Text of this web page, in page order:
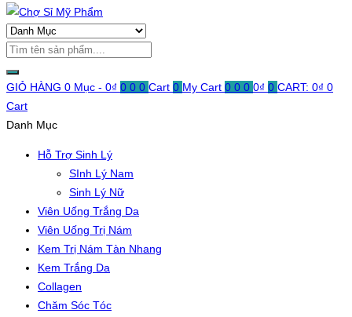
GIỎ HÀNG 0 Mục - 0₫ 0 0 0 Cart 0 My Cart 0 0 0 0₫ 0 CART: 0₫ 0
Cart
Danh Mục
Hỗ Trợ Sinh Lý
SInh Lý Nam
Sinh Lý Nữ
Viên Uống Trắng Da
Viên Uống Trị Nám
Kem Trị Nám Tàn Nhang
Kem Trắng Da
Collagen
Chăm Sóc Tóc